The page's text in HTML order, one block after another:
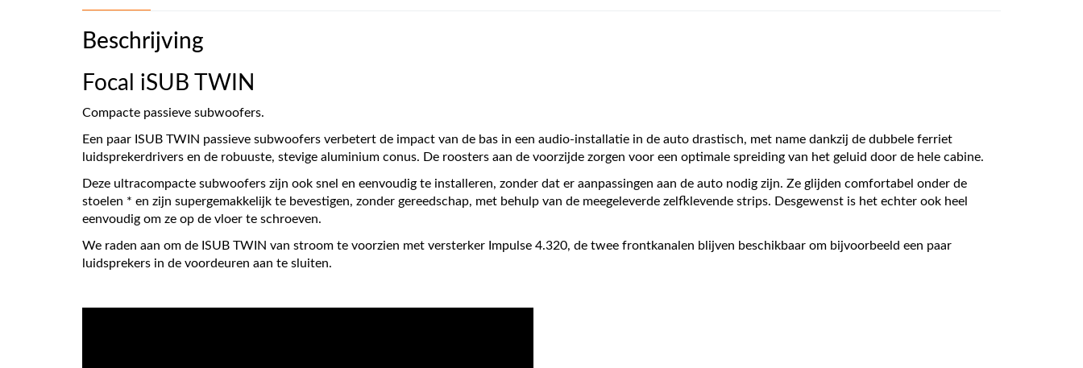
Beschrijving
Focal iSUB TWIN
Compacte passieve subwoofers.
Een paar ISUB TWIN passieve subwoofers verbetert de impact van de bas in een audio-installatie in de auto drastisch, met name dankzij de dubbele ferriet
luidsprekerdrivers en de robuuste, stevige aluminium conus. De roosters aan de voorzijde zorgen voor een optimale spreiding van het geluid door de hele cabine.
Deze ultracompacte subwoofers zijn ook snel en eenvoudig te installeren, zonder dat er aanpassingen aan de auto nodig zijn. Ze glijden comfortabel onder de
stoelen * en zijn supergemakkelijk te bevestigen, zonder gereedschap, met behulp van de meegeleverde zelfklevende strips. Desgewenst is het echter ook heel
eenvoudig om ze op de vloer te schroeven.
We raden aan om de ISUB TWIN van stroom te voorzien met versterker Impulse 4.320, de twee frontkanalen blijven beschikbaar om bijvoorbeeld een paar
luidsprekers in de voordeuren aan te sluiten.